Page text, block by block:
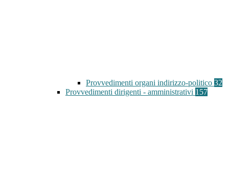
Provvedimenti organi indirizzo-politico 32
Provvedimenti dirigenti - amministrativi 157